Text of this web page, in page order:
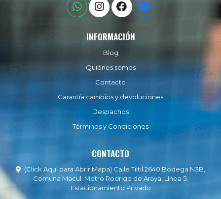
INFORMACIÓN
Blog
Quiénes somos
Contacto
Garantía cambios y devoluciones
Despachos
Términos y Condiciones
CONTACTO
(Click Aquí para Abrir Mapa) Calle Tiltil 2640 Bodega N3B,
Comuna Macul. Metro Rodrigo de Araya, Línea 5.
Estacionamiento Privado